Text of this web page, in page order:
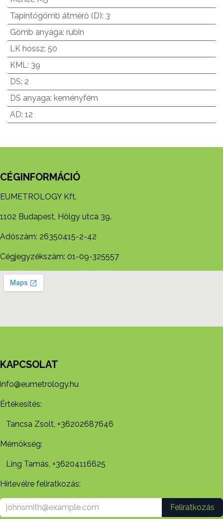
Tapintógömb átmérő (D): 3
Gömb anyaga: rubin
LK hossz: 50
KML: 39
DS: 2
DS anyaga: keményfém
AD: 12
CÉGINFORMÁCIÓ
EUMETROLOGY Kft.
1102 Budapest, Hölgy utca 39.
Adószám: 26350415-2-42
Cégjegyzékszám: 01-09-325557
KAPCSOLAT
info@eumetrology.hu
Értékesítés:
Tancsa Zsolt, +36202687646
Mérnökség:
Ling Tamás, +36204116625
Hírlevélre feliratkozás:
Feliratkozás